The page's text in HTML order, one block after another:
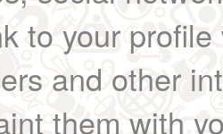
to your
and other
them with